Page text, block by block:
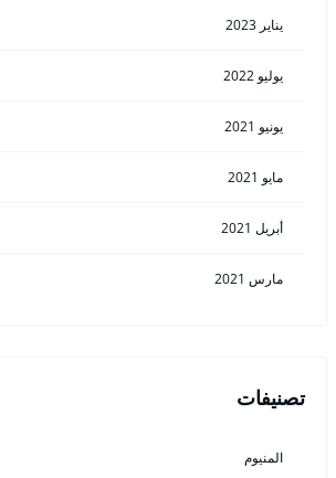
يناير 2023
يوليو 2022
يونيو 2021
مايو 2021
أبريل 2021
مارس 2021
تصنيفات
المنيوم